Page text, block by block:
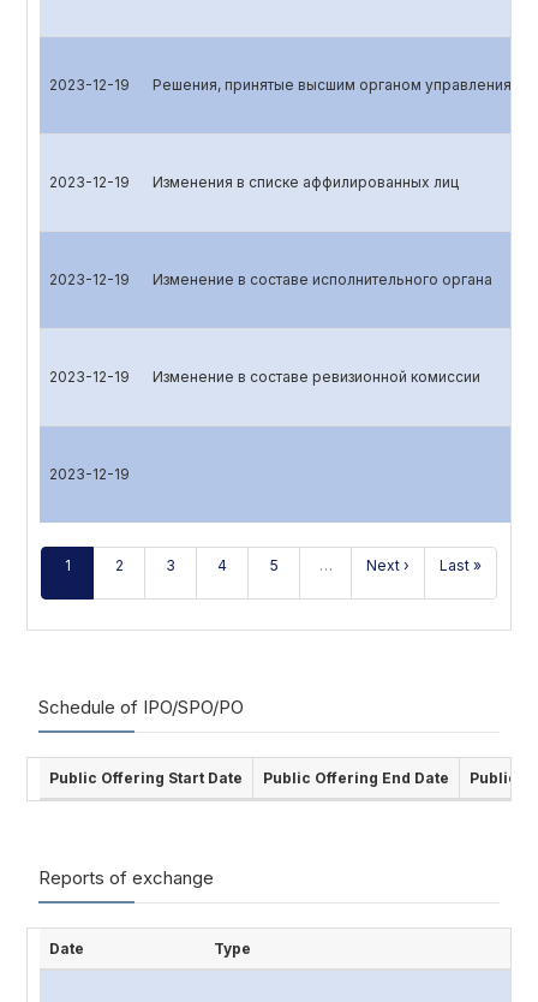
2023-12-19 Решения, принятые высшим органом управления
2023-12-19 Изменения в списке аффилированных лиц
2023-12-19 Изменение в составе исполнительного органа
2023-12-19 Изменение в составе ревизионной комиссии
2023-12-19
1 2 3 4 5 … Next › Last »
Schedule of IPO/SPO/PO
Public Offering Start Date Public Offering End Date Public
Reports of exchange
Date Type